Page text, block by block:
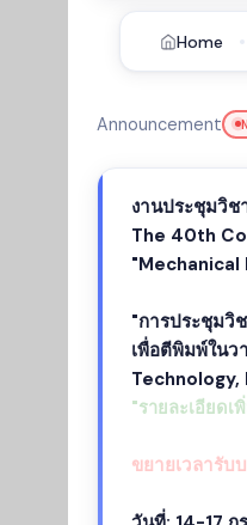
Home
Announcement
งานประชุมวิช
The 40th
"การประชุมวิ
เพื่อตีพิมพ์ใน
Technology,
"รายละเอียดเ
ขยายเวลารั